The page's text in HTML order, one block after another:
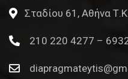
Σταδίου 61, Αθήνα
210 220 4277 –